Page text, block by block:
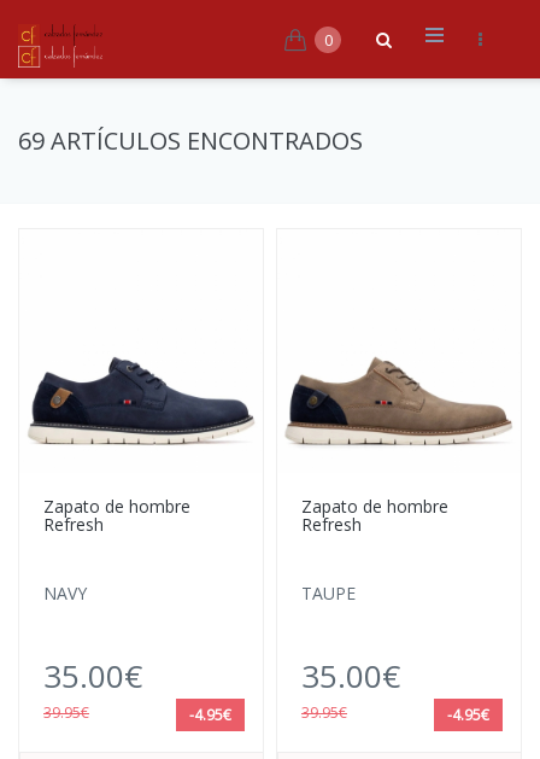
0
69 ARTÍCULOS ENCONTRADOS
Zapato de hombre
Refresh
NAVY
35.00€
39.95€ -4.95€
Zapato de hombre
Refresh
TAUPE
35.00€
39.95€ -4.95€